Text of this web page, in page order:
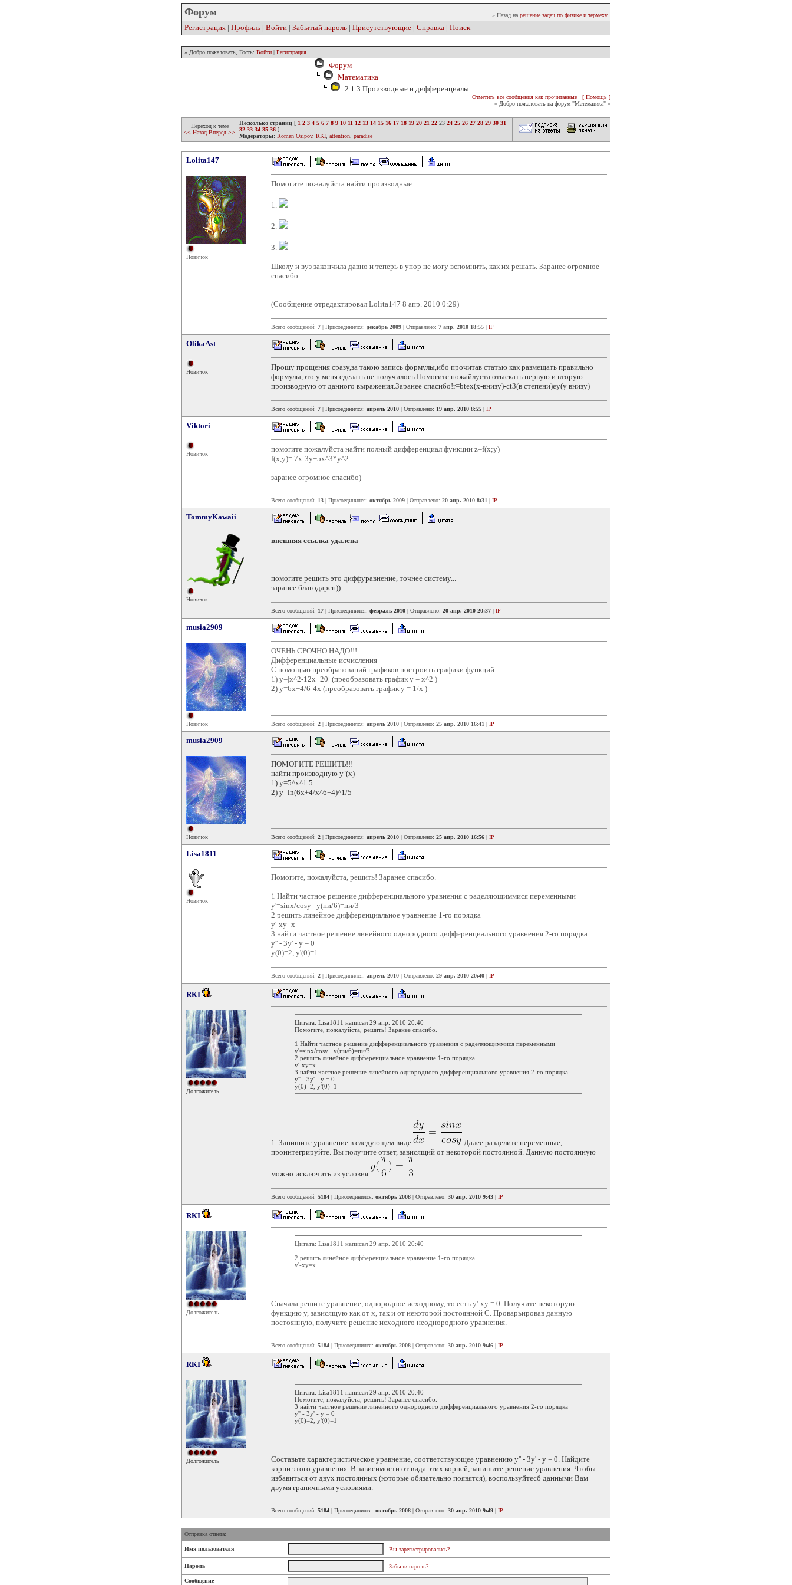
Форум » Назад на решение задач по физике и термеху
Регистрация | Профиль | Войти | Забытый пароль | Присутствующие | Справка | Поиск
» Добро пожаловать, Гость: Войти | Регистрация
Форум
Математика
2.1.3 Производные и дифференциалы
Отметить все сообщения как прочитанные
[ Помощь ]
» Добро пожаловать на форум "Математика" «
Переход к теме
<< Назад Вперед >>
Несколько страниц [ 1 2 3 4 5 6 7 8 9 10 11 12 13 14 15 16 17 18 19 20 21 22 23 24 25 26 27 28 29 30 31
32 33 34 35 36 ]
Модераторы: Roman Osipov, RKI attention paradise
Lolita147
Новичок
Помогите пожалуйста найти производные:
1.
2.
3.
Школу и вуз закончила давно и теперь в упор не могу вспомнить, как их решать. Заранее огромное
спасибо.
(Сообщение отредактировал Lolita147 8 апр. 2010 0:29)
Всего сообщений: 7 | Присоединился: декабрь 2009 | Отправлено: 7 апр. 2010 18:55 | IP
OlikaAst
Новичок
Прошу прощения сразу,за такою запись формулы,ибо прочитав статью как размещать правильно
формулы,это у меня сделать не получилось.Помогите пожайлуста отыскать первую и вторую
производную от данного выражения.Заранее спасибо!r=btex(x-внизу)-ct3(в степени)ey(y внизу)
Всего сообщений: 7 | Присоединился: апрель 2010 | Отправлено: 19 апр. 2010 8:55 | IP
Viktori
Новичок
помогите пожалуйста найти полный дифференциал функции z=f(x;y)
f(x,y)= 7x-3y+5x^3*y^2
заранее огромное спасибо)
Всего сообщений: 13 | Присоединился: октябрь 2009 | Отправлено: 20 апр. 2010 8:31 | IP
TommyKawaii
Новичок
внешняя ссылка удалена
помогите решить это диффуравнение, точнее систему...
заранее благодарен))
Всего сообщений: 17 | Присоединился: февраль 2010 | Отправлено: 20 апр. 2010 20:37 | IP
musia2909
Новичок
ОЧЕНЬ СРОЧНО НАДО!!!
Дифференциальные исчисления
С помощью преобразований графиков построить графики функций:
1) y=|x^2-12x+20| (преобразовать график y = x^2 )
2) y=6x+4/6-4x (преобразовать график y = 1/х )
Всего сообщений: 2 | Присоединился: апрель 2010 | Отправлено: 25 апр. 2010 16:41 | IP
musia2909
Новичок
ПОМОГИТЕ РЕШИТЬ!!!
найти производную y`(x)
1) y=5^x^1.5
2) y=ln(6x+4/x^6+4)^1/5
Всего сообщений: 2 | Присоединился: апрель 2010 | Отправлено: 25 апр. 2010 16:56 | IP
Lisa1811
Новичок
Помогите, пожалуйста, решить! Заранее спасибо.
1 Найти частное решение дифференциального уравнения с раделяющиммися переменными
y'=sinx/cosy y(пи/6)=пи/3
2 решить линейное дифференциальное уравнение 1-го порядка
y'-xy=x
3 найти частное решение линейного однородного дифференциального уравнения 2-го порядка
y'' - 3y' - y = 0
y(0)=2, y'(0)=1
Всего сообщений: 2 | Присоединился: апрель 2010 | Отправлено: 29 апр. 2010 20:40 | IP
RKI
Долгожитель
Цитата: Lisa1811 написал 29 апр. 2010 20:40
Помогите, пожалуйста, решить! Заранее спасибо.
1 Найти частное решение дифференциального уравнения с раделяющиммися переменными
y'=sinx/cosy y(пи/6)=пи/3
2 решить линейное дифференциальное уравнение 1-го порядка
y'-xy=x
3 найти частное решение линейного однородного дифференциального уравнения 2-го порядка
y'' - 3y' - y = 0
y(0)=2, y'(0)=1
1. Запишите уравнение в следующем виде
Далее разделите переменные,
проинтегрируйте. Вы получите ответ, зависящий от некоторой постоянной. Данную постоянную
можно исключить из условия
Всего сообщений: 5184 | Присоединился: октябрь 2008 | Отправлено: 30 апр. 2010 9:43 | IP
RKI
Долгожитель
Цитата: Lisa1811 написал 29 апр. 2010 20:40
2 решить линейное дифференциальное уравнение 1-го порядка
y'-xy=x
Сначала решите уравнение, однородное исходному, то есть y'-xy = 0. Получите некоторую
функцию y, зависящую как от x, так и от некоторой постоянной C. Проварьировав данную
постоянную, получите решение исходного неоднородного уравнения.
Всего сообщений: 5184 | Присоединился: октябрь 2008 | Отправлено: 30 апр. 2010 9:46 | IP
RKI
Долгожитель
Цитата: Lisa1811 написал 29 апр. 2010 20:40
Помогите, пожалуйста, решить! Заранее спасибо.
3 найти частное решение линейного однородного дифференциального уравнения 2-го порядка
y'' - 3y' - y = 0
y(0)=2, y'(0)=1
Составьте характеристическое уравнение, соответствующее уравнению y'' - 3y' - y = 0. Найдите
корни этого уравнения. В зависимости от вида этих корней, запишите решение уравнения. Чтобы
избавиться от двух постоянных (которые обязательно появятся), воспользуйтесб данными Вам
двумя граничными условиями.
Всего сообщений: 5184 | Присоединился: октябрь 2008 | Отправлено: 30 апр. 2010 9:49 | IP
Отправка ответа:
Имя пользователя Вы зарегистрировались?
Пароль Забыли пароль?
Сообщение